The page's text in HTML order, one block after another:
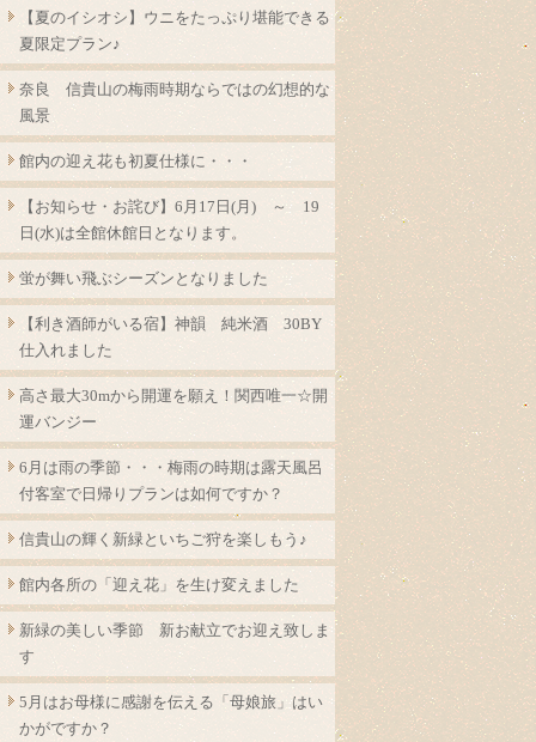
【夏のイシオシ】ウニをたっぷり堪能できる
夏限定プラン♪
奈良 信貴山の梅雨時期ならではの幻想的な
風景
館内の迎え花も初夏仕様に・・・
【お知らせ・お詫び】6月17日(月) ～ 19
日(水)は全館休館日となります。
蛍が舞い飛ぶシーズンとなりました
【利き酒師がいる宿】神韻 純米酒 30BY
仕入れました
高さ最大30mから開運を願え！関西唯一☆開
運バンジー
6月は雨の季節・・・梅雨の時期は露天風呂
付客室で日帰りプランは如何ですか？
信貴山の輝く新緑といちご狩を楽しもう♪
館内各所の「迎え花」を生け変えました
新緑の美しい季節 新お献立でお迎え致しま
す
5月はお母様に感謝を伝える「母娘旅」はい
かがですか？